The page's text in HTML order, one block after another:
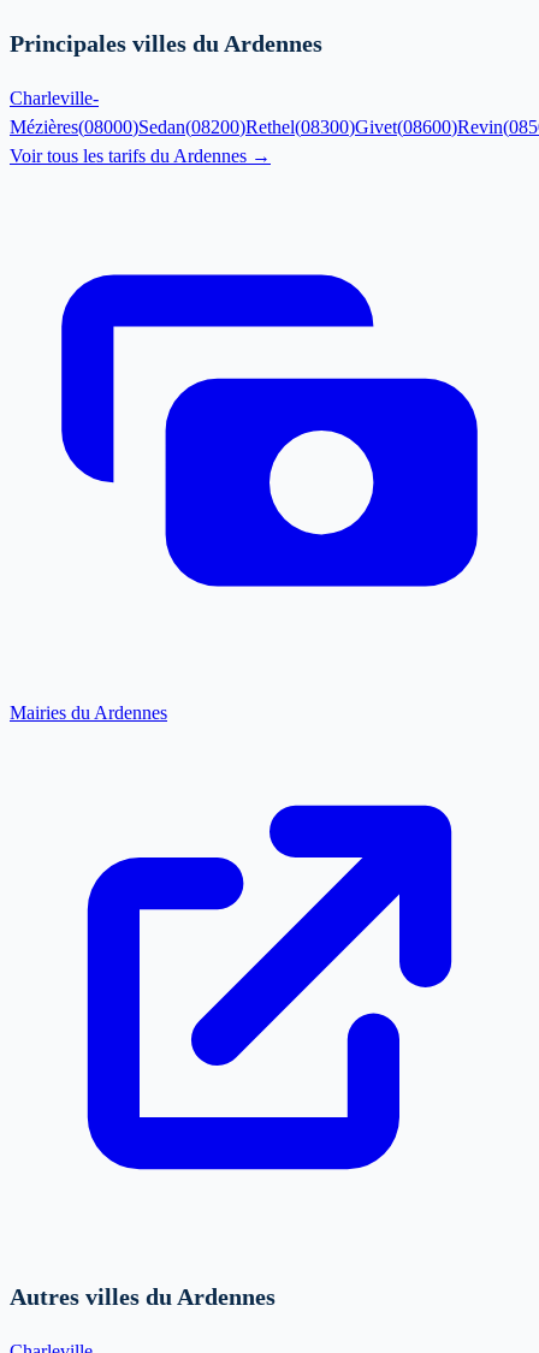
Principales villes du Ardennes
Charleville-
Mézières(08000)Sedan(08200)Rethel(08300)Givet(08600)Revin(
Voir tous les tarifs duArdennes →
Mairies du Ardennes
Autres villes du Ardennes